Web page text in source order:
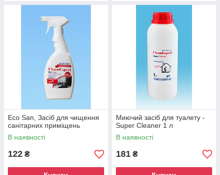
Eco San, Засіб для чищення
санітарних приміщень
В наявності
122 ₴
Миючий засіб для туалету -
Super Cleaner 1 л
В наявності
181 ₴